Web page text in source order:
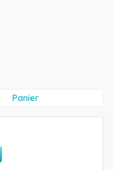
Panier